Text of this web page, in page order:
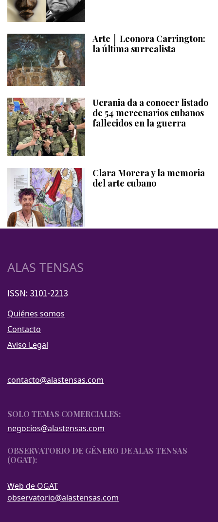
Arte │ Leonora Carrington:
la última surrealista
Ucrania da a conocer listado
de 54 mercenarios cubanos
fallecidos en la guerra
Clara Morera y la memoria
del arte cubano
ALAS TENSAS
ISSN: 3101-2213
Quiénes somos
Contacto
Aviso Legal
contacto@alastensas.com
SOLO TEMAS COMERCIALES:
negocios@alastensas.com
OBSERVATORIO DE GÉNERO DE ALAS TENSAS
(OGAT):
Web de OGAT
observatorio@alastensas.com